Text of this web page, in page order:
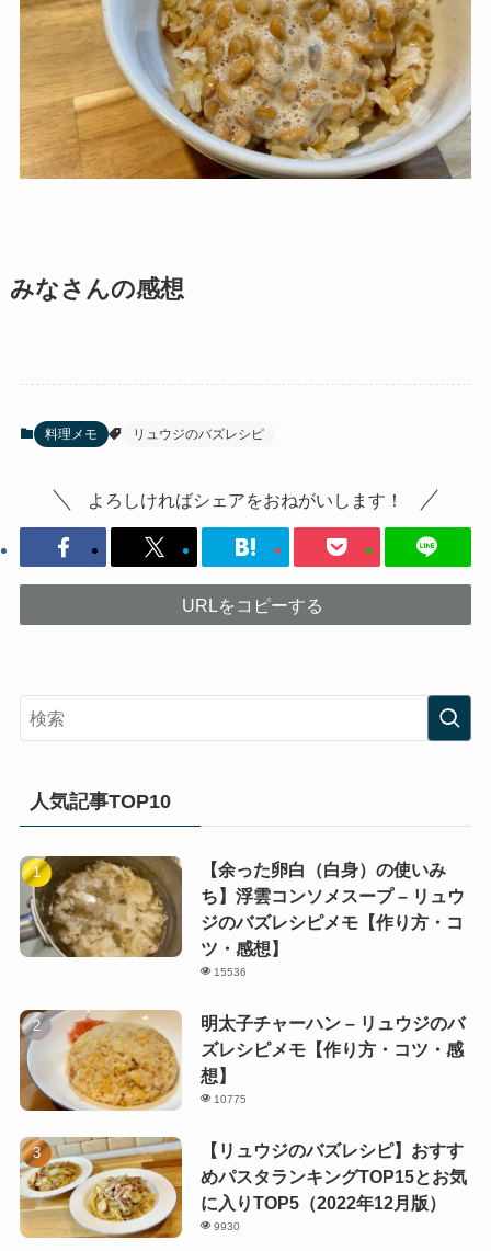
みなさんの感想
料理メモ リュウジのバズレシピ
よろしければシェアをおねがいします！
URLをコピーする
人気記事TOP10
【余った卵白（白身）の使いみ
ち】浮雲コンソメスープ – リュウ
ジのバズレシピメモ【作り方・コ
ツ・感想】
15536
明太子チャーハン – リュウジのバ
ズレシピメモ【作り方・コツ・感
想】
10775
【リュウジのバズレシピ】おすす
めパスタランキングTOP15とお気
に入りTOP5（2022年12月版）
9930